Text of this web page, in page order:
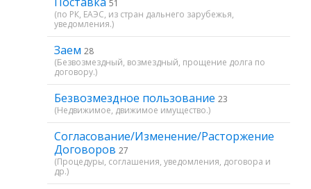
51
(по РК, ЕАЭС, из стран дальнего зарубежья,
уведомления.)
Заем 28
(Безвозмездный, возмездный, прощение долга по
договору.)
Безвозмездное пользование 23
(Недвижимое, движимое имущество.)
Согласование/Изменение/Расторжение
Договоров 27
(Процедуры, соглашения, уведомления, договора и
др.)